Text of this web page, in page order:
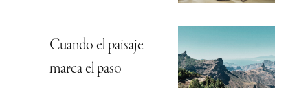
Cuando el paisaje
marca el paso